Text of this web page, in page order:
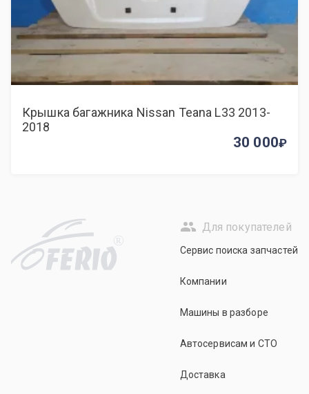
Крышка багажника Nissan Teana L33 2013-
2018
30 000
R
Для покупателей
Сервис поиска запчастей
Компании
Машины в разборе
Автосервисам и СТО
Доставка